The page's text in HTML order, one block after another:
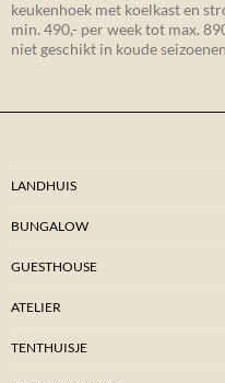
keukenhoek met koelkast en
min. 490,- per week tot max.
niet geschikt in koude seizoenen
LANDHUIS
BUNGALOW
GUESTHOUSE
ATELIER
TENTHUISJE